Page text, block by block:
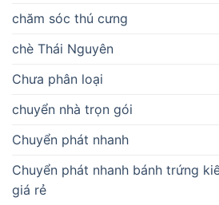
chăm sóc thú cưng
chè Thái Nguyên
Chưa phân loại
chuyển nhà trọn gói
Chuyển phát nhanh
Chuyển phát nhanh bánh trứng
giá rẻ